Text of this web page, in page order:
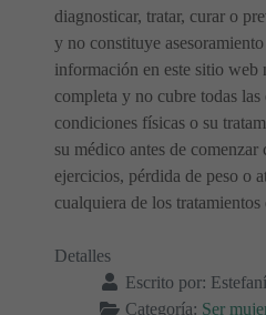
diagnosticar, tratar, curar o
y no constituye
información en este sitio web
completa y no cubre todas
condiciones físicas o su
su médico antes de
ejercicios, pérdida de peso o
cualquiera de los tratamientos
Detalles
Escrito por:
Categoría: Ser